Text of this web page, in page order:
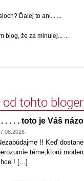
Ďalej to ani... ...
blog, že za minulej... ...
tohto
. . . . . toto je Váš
!! Keď
téme,ktorú
! [...]